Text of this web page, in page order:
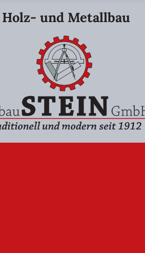
Holz- und Metallbau